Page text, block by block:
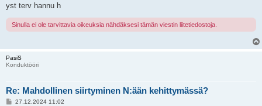
yst terv hannu h
Sinulla ei ole tarvittavia oikeuksia nähdäksesi tämän viestin liitetiedostoja.
PasiS
Konduktööri
Re: Mahdollinen siirtyminen N:ään kehittymässä?
V27.12.2024 11:02